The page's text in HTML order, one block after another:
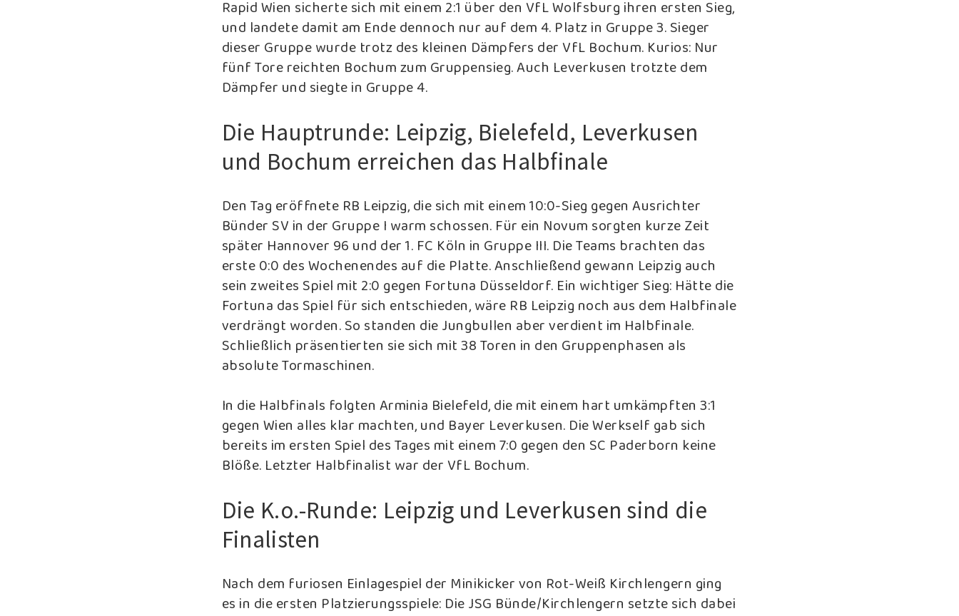
Rapid Wien sicherte sich mit einem 2:1 über den VfL Wolfsburg ihren ersten Sieg,
und landete damit am Ende dennoch nur auf dem 4. Platz in Gruppe 3. Sieger
dieser Gruppe wurde trotz des kleinen Dämpfers der VfL Bochum. Kurios: Nur
fünf Tore reichten Bochum zum Gruppensieg. Auch Leverkusen trotzte dem
Dämpfer und siegte in Gruppe 4.
Die Hauptrunde: Leipzig, Bielefeld, Leverkusen
und Bochum erreichen das Halbfinale
Den Tag eröffnete RB Leipzig, die sich mit einem 10:0-Sieg gegen Ausrichter
Bünder SV in der Gruppe I warm schossen. Für ein Novum sorgten kurze Zeit
später Hannover 96 und der 1. FC Köln in Gruppe III. Die Teams brachten das
erste 0:0 des Wochenendes auf die Platte. Anschließend gewann Leipzig auch
sein zweites Spiel mit 2:0 gegen Fortuna Düsseldorf. Ein wichtiger Sieg: Hätte die
Fortuna das Spiel für sich entschieden, wäre RB Leipzig noch aus dem Halbfinale
verdrängt worden. So standen die Jungbullen aber verdient im Halbfinale.
Schließlich präsentierten sie sich mit 38 Toren in den Gruppenphasen als
absolute Tormaschinen.
In die Halbfinals folgten Arminia Bielefeld, die mit einem hart umkämpften 3:1
gegen Wien alles klar machten, und Bayer Leverkusen. Die Werkself gab sich
bereits im ersten Spiel des Tages mit einem 7:0 gegen den SC Paderborn keine
Blöße. Letzter Halbfinalist war der VfL Bochum.
Die K.o.-Runde: Leipzig und Leverkusen sind die
Finalisten
Nach dem furiosen Einlagespiel der Minikicker von Rot-Weiß Kirchlengern ging
es in die ersten Platzierungsspiele: Die JSG Bünde/Kirchlengern setzte sich dabei